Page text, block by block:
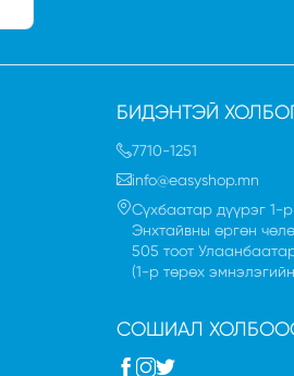
БИДЭНТЭЙ
7710-1251
info@easyshop.mn
Сүхбаатар дүүрэг 1-р
Энхтайвны өргөн
505 тоот
(1-р төрөх
СОШИАЛ